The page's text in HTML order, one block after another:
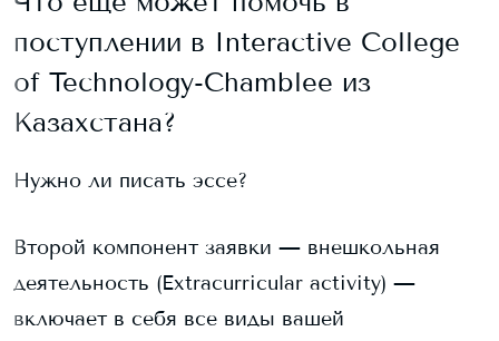
поступлении в Interactive College
of Technology-Chamblee из
Казахстана?
Нужно ли писать эссе?
Второй компонент заявки — внешкольная
деятельность (Extracurricular activity) —
включает в себя все виды вашей